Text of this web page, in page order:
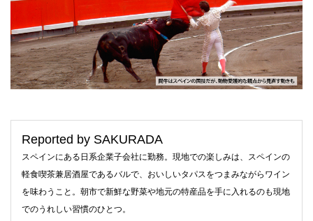
Reported by SAKURADA
スペインにある日系企業子会社に勤務。現地での楽しみは、スペインの
軽食喫茶兼居酒屋であるバルで、おいしいタパスをつまみながらワイン
を味わうこと。朝市で新鮮な野菜や地元の特産品を手に入れるのも現地
でのうれしい習慣のひとつ。